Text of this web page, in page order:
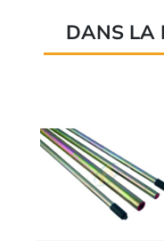
DANS LA